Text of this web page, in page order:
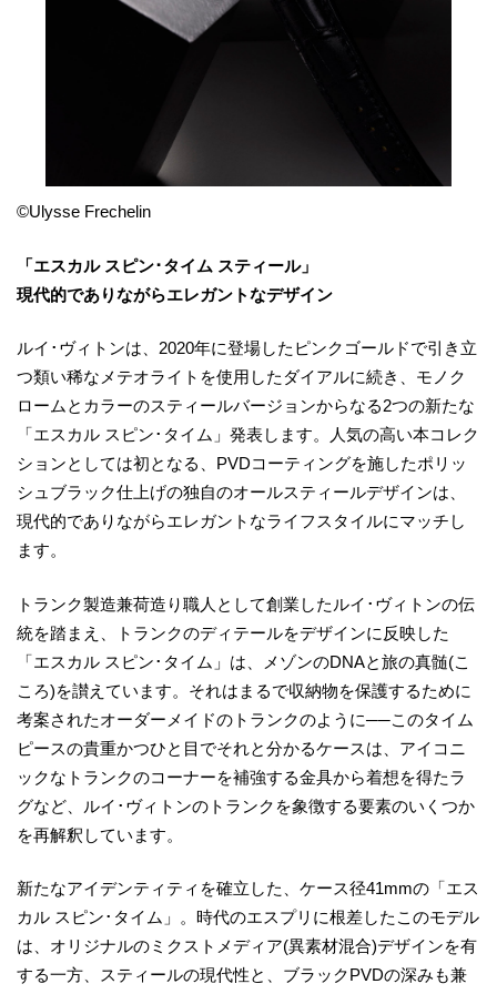
©Ulysse Frechelin
「エスカル スピン･タイム スティール」
現代的でありながらエレガントなデザイン
ルイ･ヴィトンは、2020年に登場したピンクゴールドで引き立
つ類い稀なメテオライトを使用したダイアルに続き、モノク
ロームとカラーのスティールバージョンからなる2つの新たな
「エスカル スピン･タイム」発表します。人気の高い本コレク
ションとしては初となる、PVDコーティングを施したポリッ
シュブラック仕上げの独自のオールスティールデザインは、
現代的でありながらエレガントなライフスタイルにマッチし
ます。
トランク製造兼荷造り職人として創業したルイ･ヴィトンの伝
統を踏まえ、トランクのディテールをデザインに反映した
「エスカル スピン･タイム」は、メゾンのDNAと旅の真髄(こ
ころ)を讃えています。それはまるで収納物を保護するために
考案されたオーダーメイドのトランクのように──このタイム
ピースの貴重かつひと目でそれと分かるケースは、アイコニ
ックなトランクのコーナーを補強する金具から着想を得たラ
グなど、ルイ･ヴィトンのトランクを象徴する要素のいくつか
を再解釈しています。
新たなアイデンティティを確立した、ケース径41mmの「エス
カル スピン･タイム」。時代のエスプリに根差したこのモデル
は、オリジナルのミクストメディア(異素材混合)デザインを有
する一方、スティールの現代性と、ブラックPVDの深みも兼